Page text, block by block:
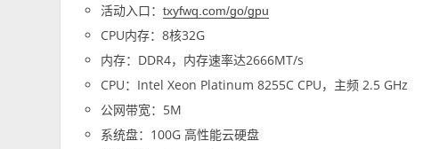
活动入口：txyfwq.com/go/gpu
CPU内存：8核32G
内存：DDR4，内存速率达2666MT/s
CPU：Intel Xeon Platinum 8255C CPU，主频 2.5 GHz
公网带宽：5M
系统盘：100G 高性能云硬盘